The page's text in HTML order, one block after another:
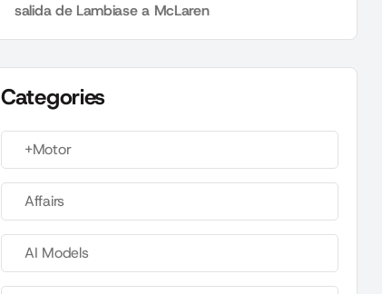
salida de Lambiase a McLaren
Categories
+Motor
Affairs
AI Models